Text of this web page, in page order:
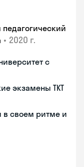
• 2020 г.
с
экзамены ТКТ
в своем ритме и